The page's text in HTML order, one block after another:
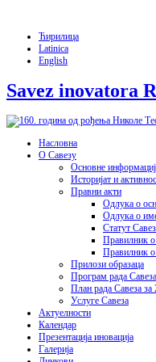
Ћирилица
Latinica
English
Savez inovatora
Насловна
О Савезу
Основне
Историјат и
Правни акти
Одлука о
Одлука о
Статут
Правилник о
Правилник о
Прилози образаца
Програм рада Савеза
План рада Савеза за
Услуге Савеза
Актуелности
Календар
Презентација иновација
Галерија